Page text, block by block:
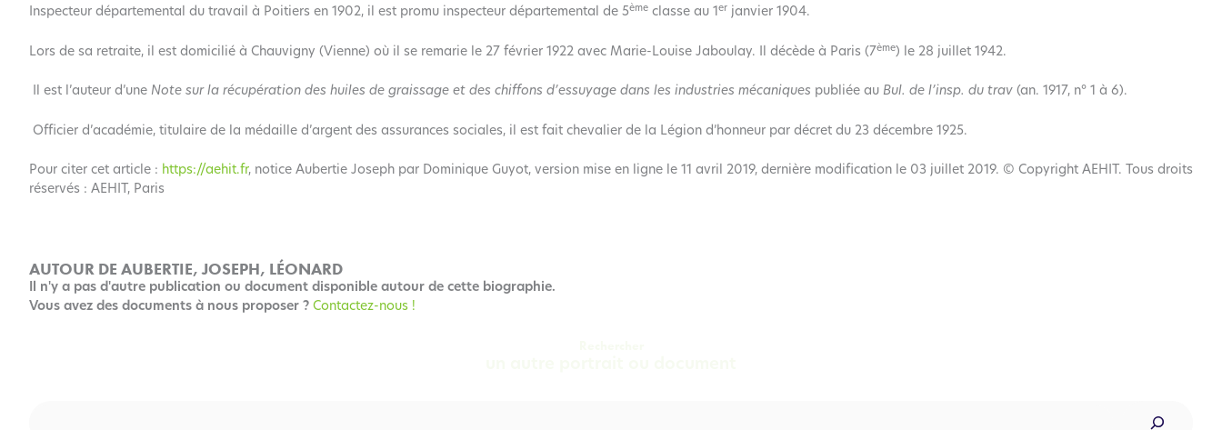
Inspecteur départemental du travail à Poitiers en 1902, il est promu inspecteur départemental de 5ème classe au 1er janvier 1904.
Lors de sa retraite, il est domicilié à Chauvigny (Vienne) où il se remarie le 27 février 1922 avec Marie-Louise Jaboulay. Il décède à Paris (7ème) le 28 juillet 1942.
Il est l’auteur d’une Note sur la récupération des huiles de graissage et des chiffons d’essuyage dans les industries mécaniques publiée au Bul. de l’insp. du trav (an. 1917, n° 1 à 6).
Officier d’académie, titulaire de la médaille d’argent des assurances sociales, il est fait chevalier de la Légion d’honneur par décret du 23 décembre 1925.
Pour citer cet article : https://aehit.fr, notice Aubertie Joseph par Dominique Guyot, version mise en ligne le 11 avril 2019, dernière modification le 03 juillet 2019. © Copyright AEHIT. Tous droits
réservés : AEHIT, Paris
AUTOUR DE AUBERTIE, JOSEPH, LÉONARD
Il n'y a pas d'autre publication ou document disponible autour de cette biographie.
Vous avez des documents à nous proposer ? Contactez-nous !